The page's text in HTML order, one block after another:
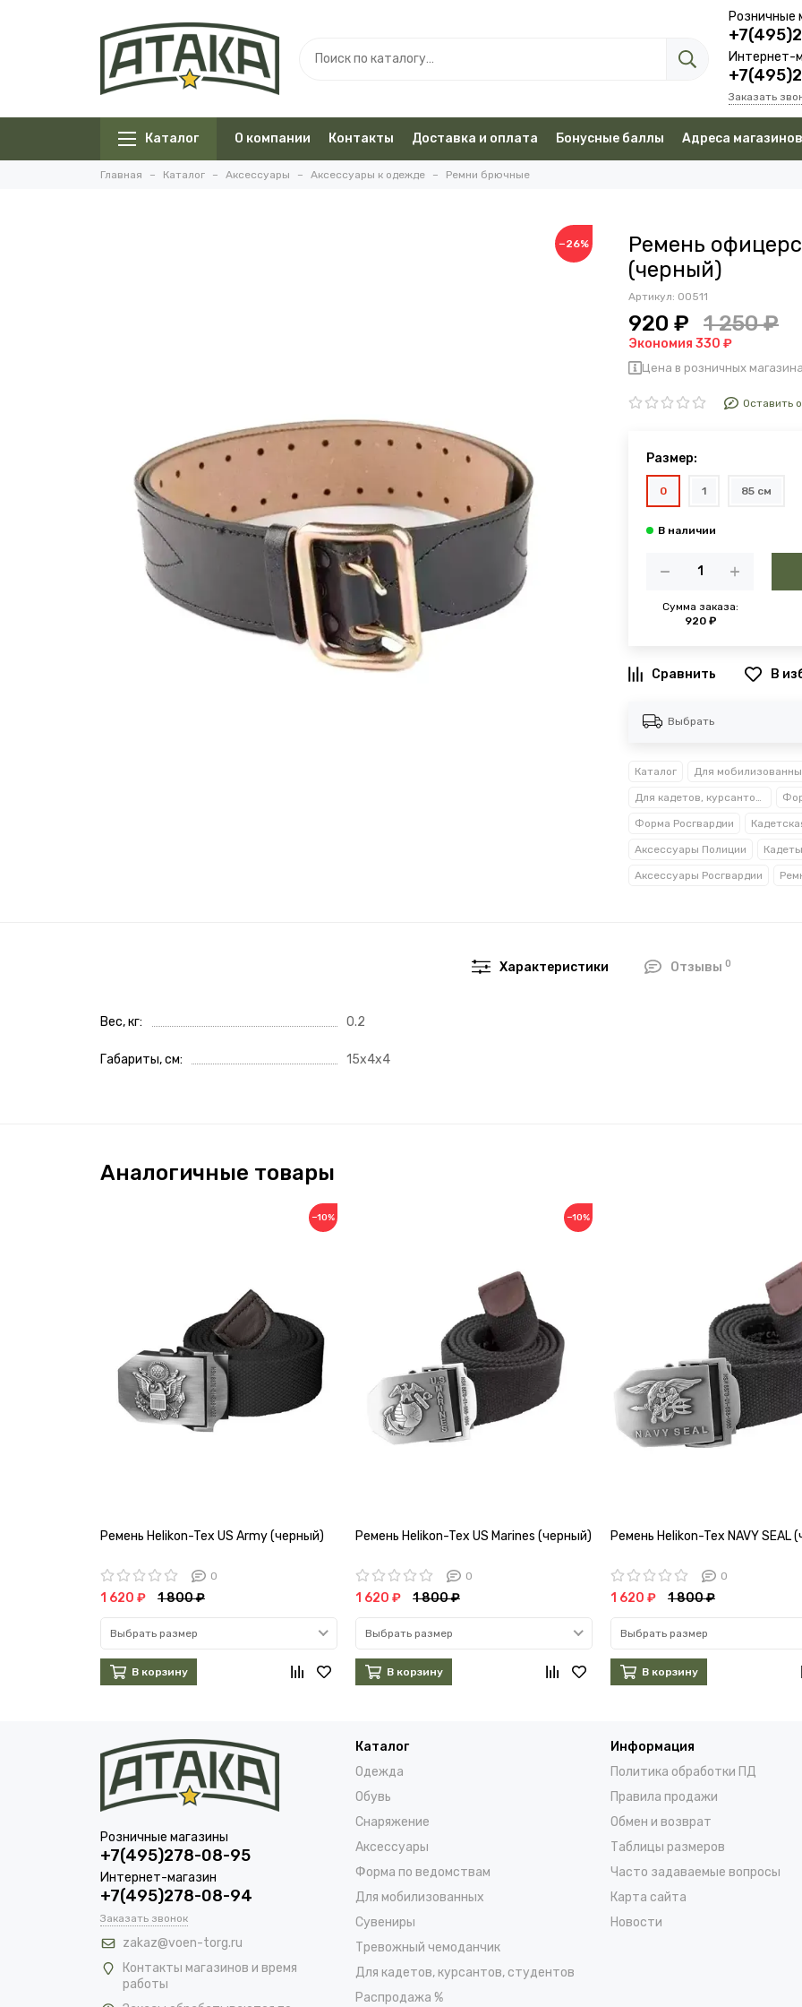
Розничные
Интернет-
Заказать
Каталог О компании Контакты Доставка и оплата Бонусные баллы Адреса магазинов
Главная Каталог Аксессуары Аксессуары к одежде Ремни брючные
−26%
Ремень
(черный)
Артикул: 00511
920 ₽ 1 250 ₽
Экономия 330 ₽
Цена в розничных
Оставить
Размер:
0 1 85 см
Сумма заказа:
920 ₽
В
Выбрать
Каталог Для
Форма Росгвардии
Аксессуары Полиции
Аксессуары Росгвардии
Характеристики Отзывы 0
Вес, кг 0.2
Габариты, см 15x4x4
Аналогичные товары
−10%
Ремень Helikon-Tex US Army (черный)
0
1 620 ₽ 1 800 ₽
Выбрать размер
В корзину
−10%
Ремень Helikon-Tex US Marines (черный)
0
1 620 ₽ 1 800 ₽
Выбрать размер
В корзину
Ремень Helikon-Tex NAVY SEAL
0
1 620 ₽ 1 800 ₽
Выбрать размер
В корзину
Розничные магазины
+7(495)278-08-95
Интернет-магазин
+7(495)278-08-94
Заказать звонок
zakaz@voen-torg.ru
Контакты магазинов и время
работы
Каталог
Одежда
Обувь
Снаряжение
Аксессуары
Форма по ведомствам
Для мобилизованных
Сувениры
Тревожный чемоданчик
Для кадетов, курсантов, студентов
Распродажа %
Информация
Политика обработки ПД
Правила продажи
Обмен и возврат
Таблицы размеров
Часто задаваемые вопросы
Карта сайта
Новости